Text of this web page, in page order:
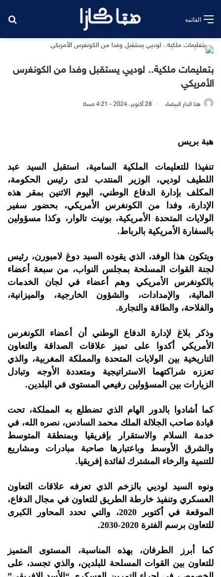
القائمة
بتعليمات ملكية.. لوديي يستقبل وفدا من الكونغرس
الأمريكي
هنا الدار البيضاء 28 أكتوبر، 2024 - 4:21 مساءً
هبة بريس
تنفيذا للتعليمات الملكية السامية، استقبل السيد عبد
اللطيف لوديي، الوزير المنتدب لدى رئيس الحكومة،
المكلف بإدارة الدفاع الوطني، اليوم الاثنين بمقر هذه
الإدارة، وفدا من الكونغرس الأمريكي، بحضور سفير
الولايات المتحدة الأمريكية، بونيت تالوار، وكذا مسؤولين
بالسفارة الأمريكية بالرباط.
ويتكون هذا الوفد، الذي يقوده السيد دوغ لامبورن، رئيس
لجنة القوات المسلحة بمجلس النواب، من سبعة أعضاء
بالكونغرس الأمريكي وهم أعضاء في لجان الخدمات
المالية، والإمدادات، والشؤون الخارجية، والميزانية،
والفلاحة، والطاقة والتجارة.
وذكر بلاغ لإدارة الدفاع الوطني أن أعضاء الكونغرس
الأمريكي أكدوا على تميز علاقات الصداقة والتعاون
التاريخية بين الولايات المتحدة والمملكة المغربية، والذي
تعززه شراكتهما الاستراتيجية ومتعددة الأوجه وتبادل
الزيارات بين المسؤولين رفيعي المستوى في البلدين.
كما أشادوا بالدور الهام الذي تضطلع به المملكة، تحت
قيادة صاحب الجلالة الملك محمد السادس، نصره الله، في
خدمة السلام والاستقرار بإفريقيا وبمنطقة المتوسط
والشرق الأوسط وباعتبارها صاحبة مبادرات ومشاريع
للتنمية والرخاء المشترك لفائدة إفريقيا.
ونوه السيد لوديي بالزخم الذي تعرفه علاقات التعاون
العسكري وتنفيذ خارطة الطريق للتعاون في مجال الدفاع،
الموقعة في أكتوبر 2020، والتي تحدد المحاور الكبرى
للتعاون برسم الفترة 2020-2030.
كما أبرز الطرفان، بهذه المناسبة، المستوى المتميز
للتعاون بين القوات المسلحة للبلدين، والذي تجسد، على